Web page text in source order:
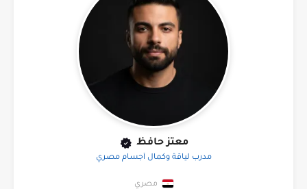
معتز حافظ
مدرب لياقة وكمال أجسام مصري
مصري